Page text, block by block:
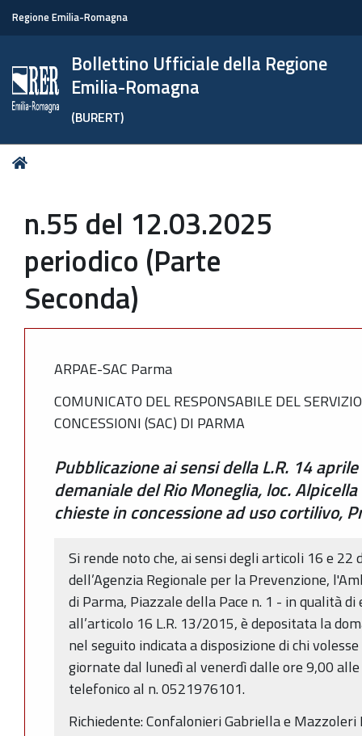
Regione Emilia-Romagna
Bollettino Ufficiale della Regione
Emilia-Romagna
(BURERT)
Tu
n.55 del 12.03.2025
periodico (Parte
Seconda)
ARPAE-SAC Parma
COMUNICATO DEL RESPONSABILE DEL
CONCESSIONI (SAC) DI PARMA
Pubblicazione ai sensi della L.R. 14
demaniale del Rio Moneglia, loc.
chieste in concessione ad uso cortilivo,
Si rende noto che, ai sensi degli articoli 16 e
dell’Agenzia Regionale per la Prevenzione,
di Parma, Piazzale della Pace n. 1 - in qualità
all’articolo 16 L.R. 13/2015, è depositata la
nel seguito indicata a disposizione di chi
giornate dal lunedì al venerdì dalle ore 9,00
telefonico al n. 0521976101.
Richiedente: Confalonieri Gabriella e Mazzoleri